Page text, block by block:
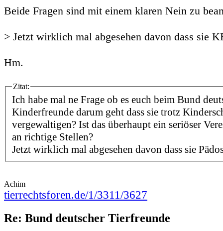
Beide Fragen sind mit einem klaren Nein zu
> Jetzt wirklich mal abgesehen davon dass sie
Hm.
Zitat:
Ich habe mal ne Frage ob es euch beim Bund
Kinderfreunde darum geht dass sie trotz
vergewaltigen? Ist das überhaupt ein seriöser
an richtige Stellen?
Jetzt wirklich mal abgesehen davon dass sie
Achim
tierrechtsforen.de/1/3311/3627
Re: Bund deutscher Tierfreunde